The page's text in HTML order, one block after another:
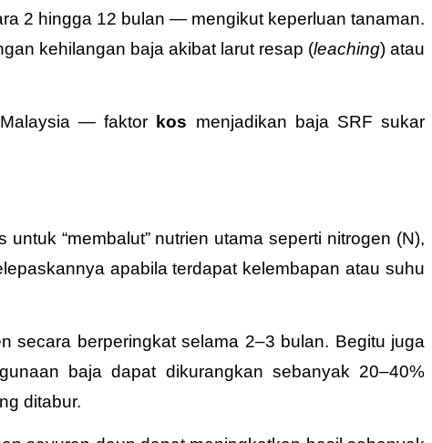
2 hingga 12 bulan — mengikut keperluan tanaman.
kehilangan baja akibat larut resap (leaching) atau
— faktor kos menjadikan baja SRF sukar
“membalut” nutrien utama seperti nitrogen (N),
apabila terdapat kelembapan atau suhu
secara berperingkat selama 2–3 bulan. Begitu juga
baja dapat dikurangkan sebanyak 20–40%
ditabur.